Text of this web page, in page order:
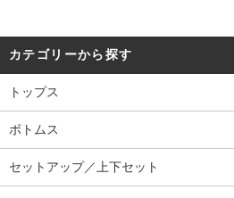
カテゴリーから探す
トップス
ボトムス
セットアップ／上下セット